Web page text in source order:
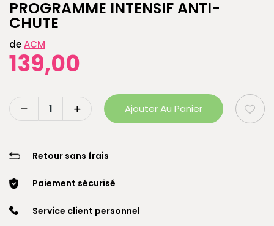
PROGRAMME INTENSIF ANTI-
CHUTE
deACM
139,00
Ajouter Au Panier
Retour sans frais
Paiement sécurisé
Service client personnel